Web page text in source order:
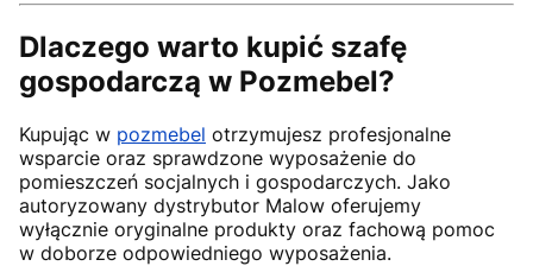
Dlaczego warto kupić szafę
gospodarczą w Pozmebel?
Kupując w pozmebel otrzymujesz profesjonalne
wsparcie oraz sprawdzone wyposażenie do
pomieszczeń socjalnych i gospodarczych. Jako
autoryzowany dystrybutor Malow oferujemy
wyłącznie oryginalne produkty oraz fachową pomoc
w doborze odpowiedniego wyposażenia.